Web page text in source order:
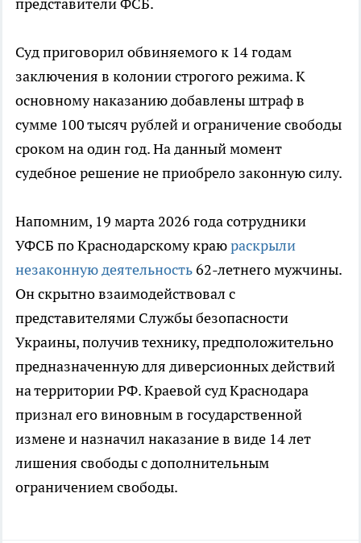
представители ФСБ.
Суд приговорил обвиняемого к 14 годам
заключения в колонии строгого режима. К
основному наказанию добавлены штраф в
сумме 100 тысяч рублей и ограничение свободы
сроком на один год. На данный момент
судебное решение не приобрело законную силу.
Напомним, 19 марта 2026 года сотрудники
УФСБ по Краснодарскому краюраскрыли
незаконную деятельность62-летнего мужчины.
Он скрытно взаимодействовал с
представителями Службы безопасности
Украины, получив технику, предположительно
предназначенную для диверсионных действий
на территории РФ. Краевой суд Краснодара
признал его виновным в государственной
измене и назначил наказание в виде 14 лет
лишения свободы с дополнительным
ограничением свободы.